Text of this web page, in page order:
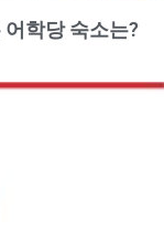
학당 숙소는?